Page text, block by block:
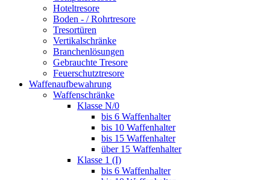
Hoteltresore
Boden - / Rohrtresore
Tresortüren
Vertikalschränke
Branchenlösungen
Gebrauchte Tresore
Feuerschutztresore
Waffenaufbewahrung
Waffenschränke
Klasse N/0
bis 6 Waffenhalter
bis 10 Waffenhalter
bis 15 Waffenhalter
über 15 Waffenhalter
Klasse 1 (I)
bis 6 Waffenhalter